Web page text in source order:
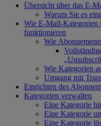
Übersicht über das E-
Warum Sie es
Wie E-Mail-Kategorien
funktionieren
Wie
Wie Kategorien
Umgang mit
Einrichten des
Kategorien verwalten
Eine Kategorie
Eine Kategorie
Eine Kategorie